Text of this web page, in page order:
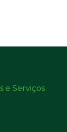
e Serviços